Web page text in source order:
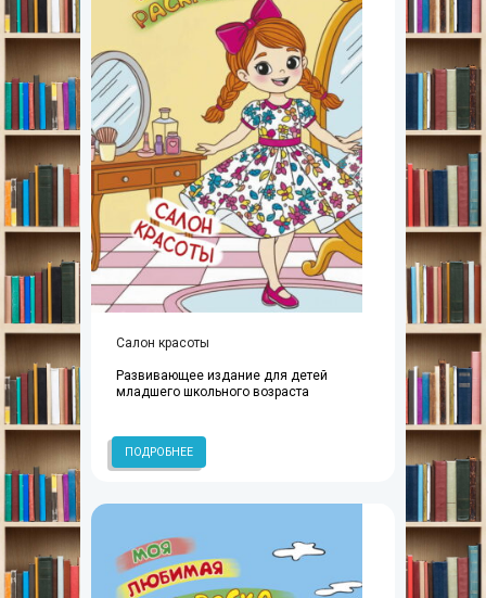
Салон красоты
Развивающее издание для детей
младшего школьного возраста
ПОДРОБНЕЕ